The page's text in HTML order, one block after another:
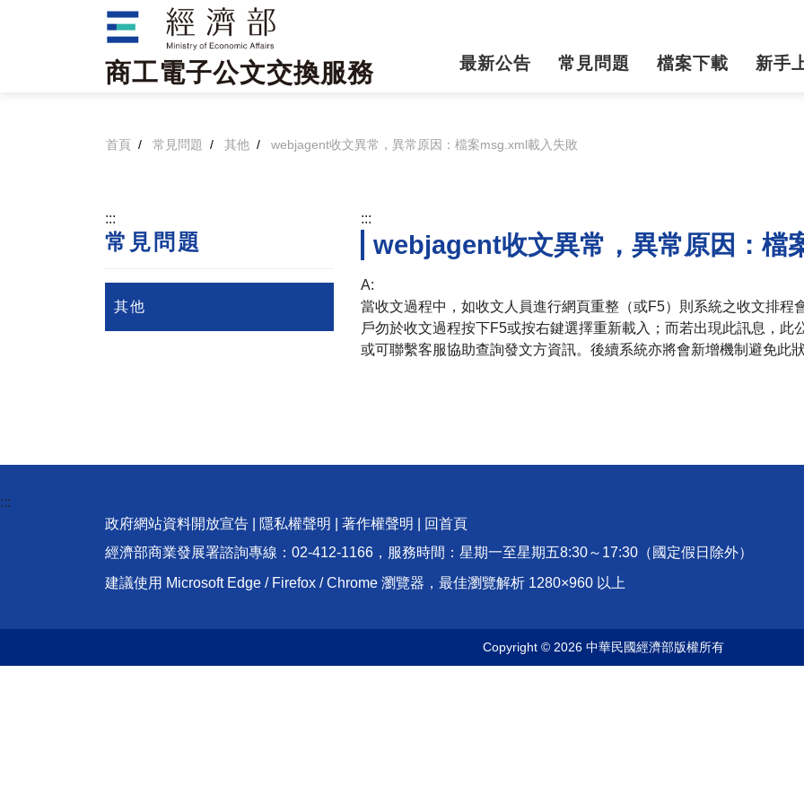
跳到主要內容區塊
商工電子公文交換服務 最新公告 常見問題 檔案下載 新手
首頁 常見問題 其他 webjagent收文異常，異常原因：檔案msg.xml載入失敗
:::
常見問題
其他
:::
webjagent收文異常，異常原因：檔
A:
當收文過程中，如收文人員進行網頁重整（或F5）則系統之收文排程
戶勿於收文過程按下F5或按右鍵選擇重新載入；而若出現此訊息，
或可聯繫客服協助查詢發文方資訊。後續系統亦將會新增機制避免此
:::
政府網站資料開放宣告
隱私權聲明 著作權聲明
回首頁
經濟部商業發展署諮詢專線：02-412-1166，服務時間：星期一至星期五8:30～17:30（國定假日除外）
建議使用 Microsoft Edge / Firefox / Chrome 瀏覽器，最佳瀏覽解析 1280×960 以上
Copyright © 2026 中華民國經濟部版權所有